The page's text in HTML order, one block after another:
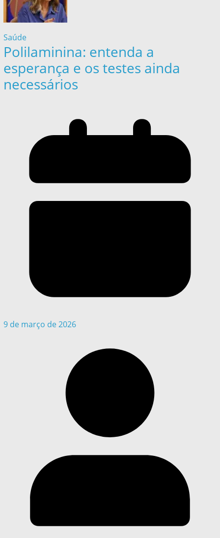
Saúde
Polilaminina: entenda a
esperança e os testes ainda
necessários
9 de março de 2026